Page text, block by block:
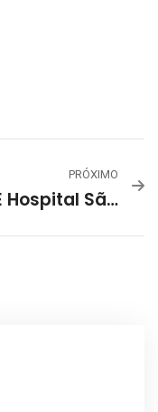
PRÓXIMO
PBH E Hospital São Francisco Têm Parceria Para Alfabetização Durante Hemodiálise